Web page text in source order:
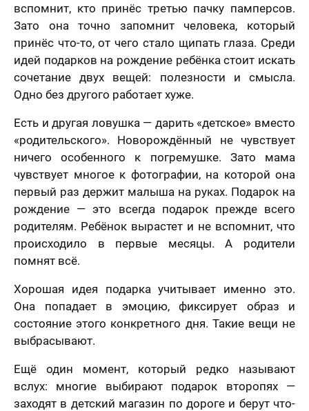
вспомнит, кто принёс третью пачку памперсов.
Зато она точно запомнит человека, который
принёс что-то, от чего стало щипать глаза. Среди
идей подарков на рождение ребёнка стоит искать
сочетание двух вещей: полезности и смысла.
Одно без другого работает хуже.
Есть и другая ловушка — дарить «детское» вместо
«родительского». Новорождённый не чувствует
ничего особенного к погремушке. Зато мама
чувствует многое к фотографии, на которой она
первый раз держит малыша на руках. Подарок на
рождение — это всегда подарок прежде всего
родителям. Ребёнок вырастет и не вспомнит, что
происходило в первые месяцы. А родители
помнят всё.
Хорошая идея подарка учитывает именно это.
Она попадает в эмоцию, фиксирует образ и
состояние этого конкретного дня. Такие вещи не
выбрасывают.
Ещё один момент, который редко называют
вслух: многие выбирают подарок второпях —
заходят в детский магазин по дороге и берут что-